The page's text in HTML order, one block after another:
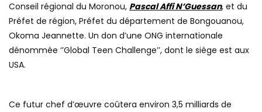
Conseil régional du Moronou, Pascal Affi N’Guessan, et du
Préfet de région, Préfet du département de Bongouanou,
Okoma Jeannette. Un don d’une ONG internationale
dénommée ‘’Global Teen Challenge’’, dont le siège est aux
USA.
Ce futur chef d’œuvre coûtera environ 3,5 milliards de